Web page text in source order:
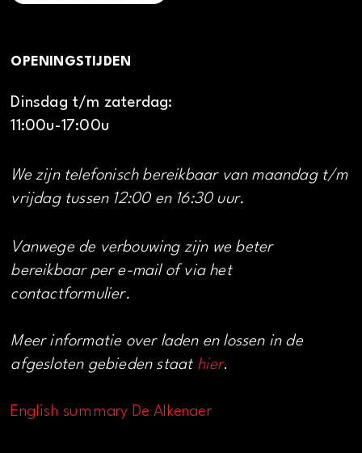
OPENINGSTIJDEN
Dinsdag t/m zaterdag:
11:00u-17:00u
We zijn telefonisch bereikbaar van maandag t/m
vrijdag tussen 12:00 en 16:30 uur.
Vanwege de verbouwing zijn we beter
bereikbaar per e-mail of via het
contactformulier.
Meer informatie over laden en lossen in de
afgesloten gebieden staat hier.
English summary De Alkenaer